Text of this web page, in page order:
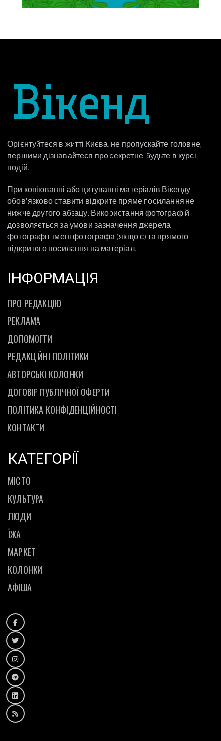
Орієнтуйтеся в житті Києва, не пропускайте головне,
першими дізнавайтеся про секретне, будьте в курсі
подій.
При копіюванні або цитуванні матеріалів Вікенду
обовʼязково ставити відкрите пряме посилання не
нижче другого абзацу. Використання фотографій
дозволяється за умови зазначення джерела
фотографії, імені фотографа (якщо є) та прямого
відкритого посилання на матеріал.
ІНФОРМАЦІЯ
ПРО РЕДАКЦІЮ
РЕКЛАМА
ДОПОМОГТИ
РЕДАКЦІЙНІ ПОЛІТИКИ
АВТОРСЬКІ КОЛОНКИ
ДОГОВІР ПУБЛІЧНОЇ ОФЕРТИ
ПОЛІТИКА КОНФІДЕНЦІЙНОСТІ
КОНТАКТИ
КАТЕГОРІЇ
МІСТО
КУЛЬТУРА
ЛЮДИ
ЇЖА
МАРКЕТ
КОЛОНКИ
АФІША